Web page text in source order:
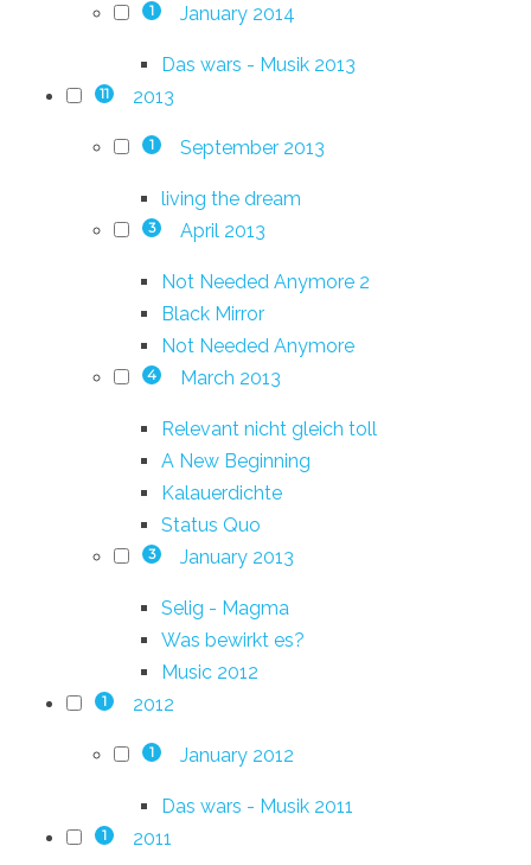
1 January 2014
Das wars - Musik 2013
11 2013
1 September 2013
living the dream
3 April 2013
Not Needed Anymore 2
Black Mirror
Not Needed Anymore
4 March 2013
Relevant nicht gleich toll
A New Beginning
Kalauerdichte
Status Quo
3 January 2013
Selig - Magma
Was bewirkt es?
Music 2012
1 2012
1 January 2012
Das wars - Musik 2011
1 2011